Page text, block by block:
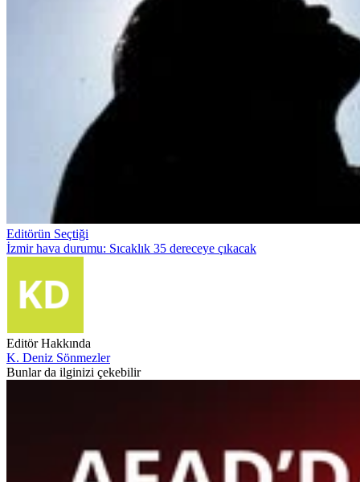
Editörün Seçtiği
İzmir hava durumu: Sıcaklık 35 dereceye çıkacak
Editör Hakkında
K. Deniz Sönmezler
Bunlar da ilginizi çekebilir